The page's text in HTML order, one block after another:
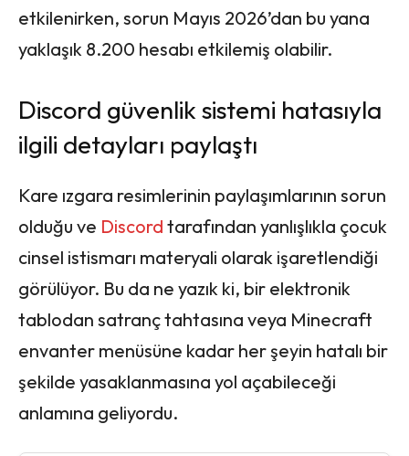
etkilenirken, sorun Mayıs 2026’dan bu yana
yaklaşık 8.200 hesabı etkilemiş olabilir.
Discord güvenlik sistemi hatasıyla
ilgili detayları paylaştı
Kare ızgara resimlerinin paylaşımlarının sorun
olduğu ve Discord tarafından yanlışlıkla çocuk
cinsel istismarı materyali olarak işaretlendiği
görülüyor. Bu da ne yazık ki, bir elektronik
tablodan satranç tahtasına veya Minecraft
envanter menüsüne kadar her şeyin hatalı bir
şekilde yasaklanmasına yol açabileceği
anlamına geliyordu.